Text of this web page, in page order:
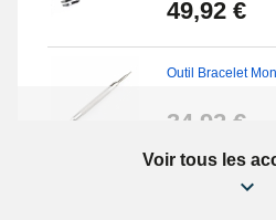
49,92 €
Outil Bracelet
34,92 €
Kit Réparation
Voir tous les